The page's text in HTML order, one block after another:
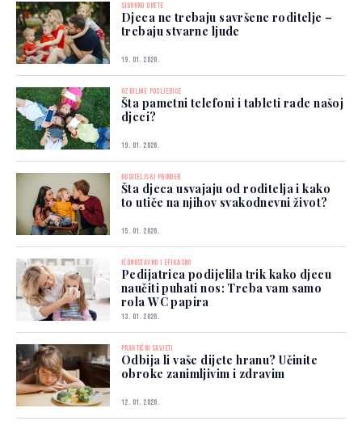
SIGURNO DIJETE
Djeca ne trebaju savršene roditelje –
trebaju stvarne ljude
19. 01. 2026.
OZBILJNE POSLJEDICE
Šta pametni telefoni i tableti rade našoj
djeci?
19. 01. 2026.
RODITELJSKI PRIMJER
Šta djeca usvajaju od roditelja i kako
to utiče na njihov svakodnevni život?
15. 01. 2026.
JEDNOSTAVNO I EFIKASNO
Pedijatrica podijelila trik kako djecu
naučiti puhati nos: Treba vam samo
rola WC papira
13. 01. 2026.
PRAKTIČNI SAVJETI
Odbija li vaše dijete hranu? Učinite
obroke zanimljivim i zdravim
12. 01. 2026.